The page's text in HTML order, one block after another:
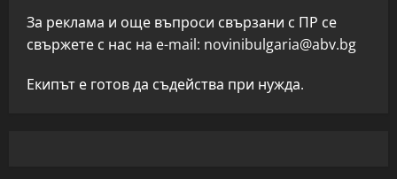
За реклама и още въпроси свързани с ПР се
свържете с нас на e-mail: novinibulgaria@abv.bg
Екипът е готов да съдейства при нужда.